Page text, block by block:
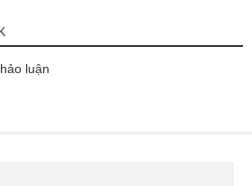
luận